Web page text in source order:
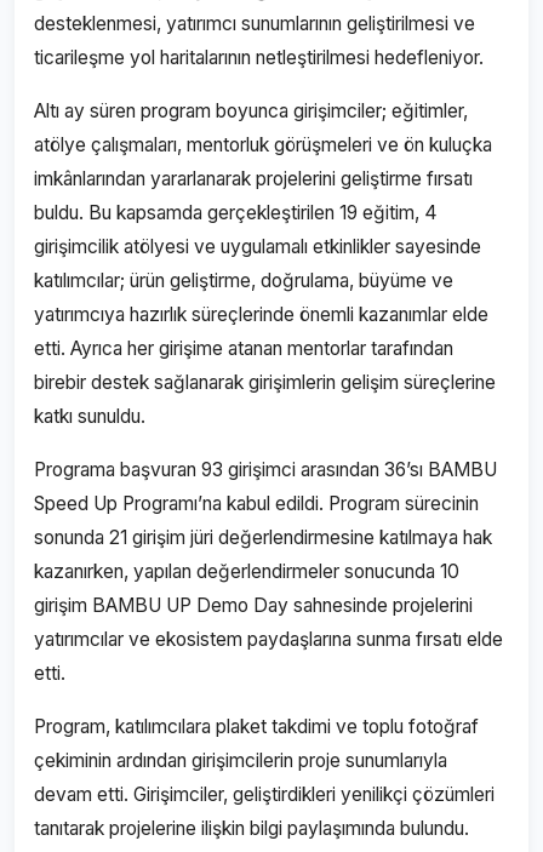
desteklenmesi, yatırımcı sunumlarının geliştirilmesi ve
ticarileşme yol haritalarının netleştirilmesi hedefleniyor.
Altı ay süren program boyunca girişimciler; eğitimler,
atölye çalışmaları, mentorluk görüşmeleri ve ön kuluçka
imkânlarından yararlanarak projelerini geliştirme fırsatı
buldu. Bu kapsamda gerçekleştirilen 19 eğitim, 4
girişimcilik atölyesi ve uygulamalı etkinlikler sayesinde
katılımcılar; ürün geliştirme, doğrulama, büyüme ve
yatırımcıya hazırlık süreçlerinde önemli kazanımlar elde
etti. Ayrıca her girişime atanan mentorlar tarafından
birebir destek sağlanarak girişimlerin gelişim süreçlerine
katkı sunuldu.
Programa başvuran 93 girişimci arasından 36’sı BAMBU
Speed Up Programı’na kabul edildi. Program sürecinin
sonunda 21 girişim jüri değerlendirmesine katılmaya hak
kazanırken, yapılan değerlendirmeler sonucunda 10
girişim BAMBU UP Demo Day sahnesinde projelerini
yatırımcılar ve ekosistem paydaşlarına sunma fırsatı elde
etti.
Program, katılımcılara plaket takdimi ve toplu fotoğraf
çekiminin ardından girişimcilerin proje sunumlarıyla
devam etti. Girişimciler, geliştirdikleri yenilikçi çözümleri
tanıtarak projelerine ilişkin bilgi paylaşımında bulundu.